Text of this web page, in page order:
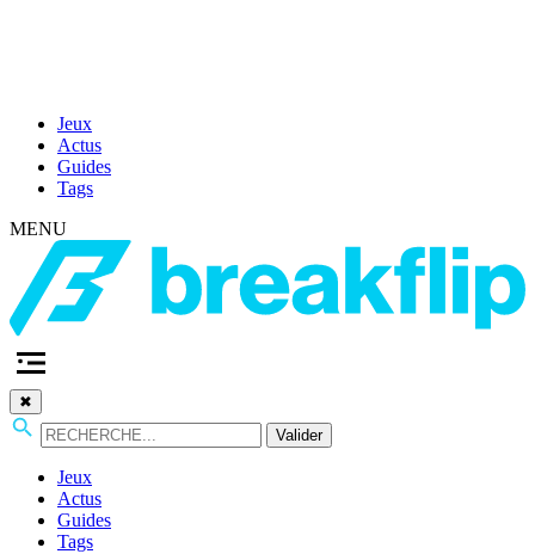
Jeux
Actus
Guides
Tags
MENU
✖
Valider
Jeux
Actus
Guides
Tags